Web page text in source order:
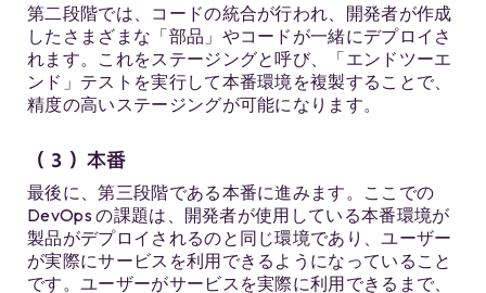
第二段階では、コードの統合が行われ、開発者が作成
したさまざまな「部品」やコードが一緒にデプロイさ
れます。これをステージングと呼び、「エンドツーエ
ンド」テストを実行して本番環境を複製することで、
精度の高いステージングが可能になります。
（３）本番
最後に、第三段階である本番に進みます。ここでの
DevOps の課題は、開発者が使用している本番環境が
製品がデプロイされるのと同じ環境であり、ユーザー
が実際にサービスを利用できるようになっていること
です。ユーザーがサービスを実際に利用できるまで、